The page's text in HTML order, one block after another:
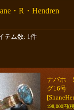
・R・Hendren
テム数: 1件
ナバホ
グ16号
198,000円(